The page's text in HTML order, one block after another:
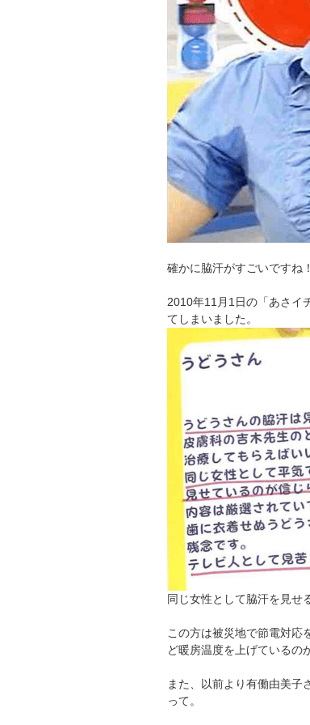
確かに脇汗がすごいですね！
2010年11月1日の「あさイ
てしまいました。
同じ女性として脇汗を見せ
この方は被災地で節電対応
ど暖房温度を上げているの
また、以前より有働由美子
って。